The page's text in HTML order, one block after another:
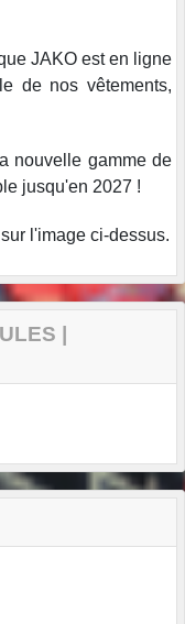
JAKO est en ligne
de nos vêtements,
nouvelle gamme de
jusqu'en 2027 !
l'image ci-dessus.
|